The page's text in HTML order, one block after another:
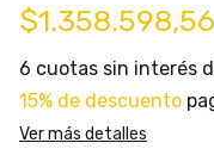
$1.358.598,56
6 cuotas sin interés
15% de descuento
Ver más detalles